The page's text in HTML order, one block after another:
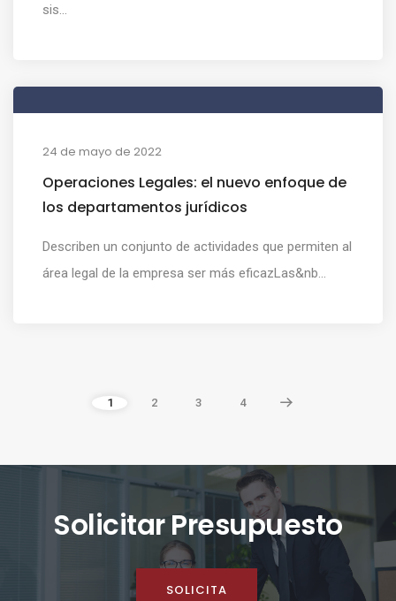
sis...
24 de mayo de 2022
Operaciones Legales: el nuevo enfoque de
los departamentos jurídicos
Describen un conjunto de actividades que permiten al
área legal de la empresa ser más eficazLas&nb...
1 2 3 4
Solicitar Presupuesto
SOLICITA